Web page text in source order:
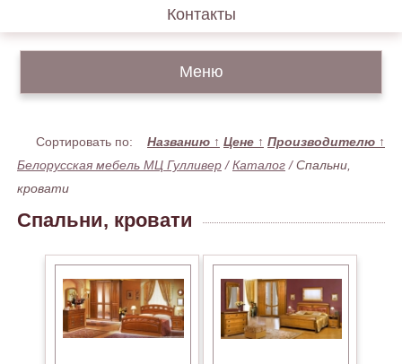
Контакты
Меню
Сортировать по: Названию ↑ Цене ↑ Производителю ↑
Белорусская мебель МЦ Гулливер /Каталог /Спальни,
кровати
Спальни, кровати